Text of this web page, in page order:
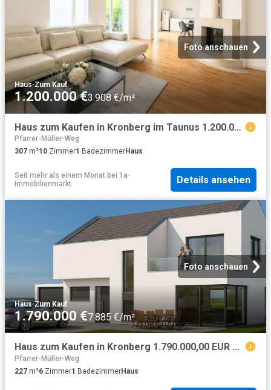
Foto anschauen
Haus·Zum Kauf
1.200.000 €3.908 €/m²
Haus zum Kaufen in Kronberg im Taunus 1.200.000,00 EUR 307 m²
Pfarrer-Müller-Weg
307 m²10 Zimmer1 BadezimmerHaus
Seit mehr als einem Monat bei 1a-
Immobilienmarkt
Details ansehen
Foto anschauen
Haus·Zum Kauf
1.790.000 €7.885 €/m²
Haus zum Kaufen in Kronberg 1.790.000,00 EUR 227 m²
Pfarrer-Müller-Weg
227 m²6 Zimmer1 BadezimmerHaus